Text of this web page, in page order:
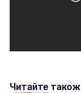
Читайте також